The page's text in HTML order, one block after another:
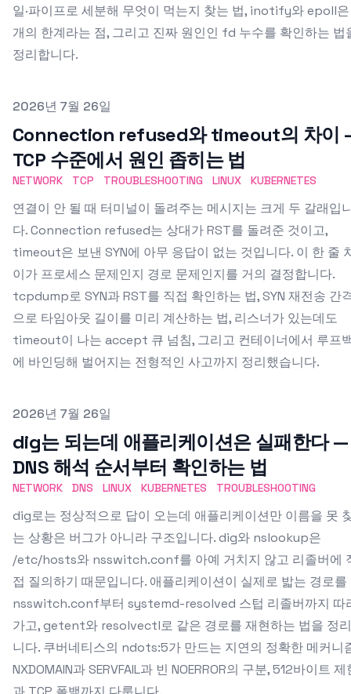
일·파이프로 세분해 무엇이 먹는지 찾는 법, inotify와 epoll
개의 한계라는 점, 그리고 진짜 원인인 fd 누수를 확인하는 법
정리합니다.
Published on
2026년 7월 26일
Connection refused와 timeout의 차이
TCP 수준에서 원인 좁히는 법
NETWORK TCP TROUBLESHOOTING LINUX KUBERNETES
연결이 안 될 때 터미널이 돌려주는 메시지는 크게 두 갈래입
다. Connection refused는 상대가 RST를 돌려준 것이고,
timeout은 보낸 SYN에 아무 응답이 없는 것입니다. 이 한 줄
이가 프로세스 문제인지 경로 문제인지를 거의 결정합니다.
tcpdump로 SYN과 RST를 직접 확인하는 법, SYN 재전송 간
으로 타임아웃 길이를 미리 계산하는 법, 리스너가 있는데도
timeout이 나는 accept 큐 넘침, 그리고 컨테이너에서 루프
에 바인딩해 벌어지는 전형적인 사고까지 정리했습니다.
Published on
2026년 7월 26일
dig는 되는데 애플리케이션은 실패한다 —
DNS 해석 순서부터 확인하는 법
NETWORK DNS LINUX KUBERNETES TROUBLESHOOTING
dig로는 정상적으로 답이 오는데 애플리케이션만 이름을 못
는 상황은 버그가 아니라 구조입니다. dig와 nslookup은
/etc/hosts와 nsswitch.conf를 아예 거치지 않고 리졸버에
접 질의하기 때문입니다. 애플리케이션이 실제로 밟는 경로를
nsswitch.conf부터 systemd-resolved 스텁 리졸버까지 따
가고, getent와 resolvectl로 같은 경로를 재현하는 법을 정
니다. 쿠버네티스의 ndots:5가 만드는 지연의 정확한 메커니
NXDOMAIN과 SERVFAIL과 빈 NOERROR의 구분, 512바이트 제